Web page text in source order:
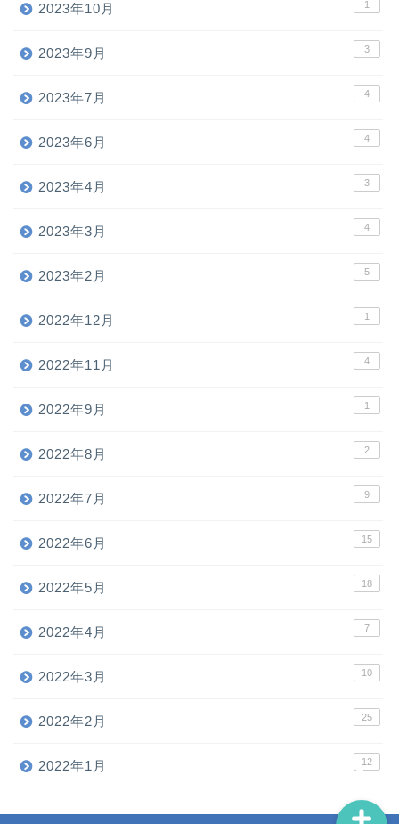
2023年10月 1
2023年9月 3
2023年7月 4
2023年6月 4
2023年4月 3
2023年3月 4
2023年2月 5
2022年12月 1
2022年11月 4
2022年9月 1
2022年8月 2
2022年7月 9
2022年6月 15
2022年5月 18
2022年4月 7
2022年3月 10
2022年2月 25
2022年1月 12